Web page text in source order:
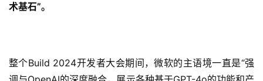
术基石”。
整个Build 2024开发者大会期间，微软的主语境一直是“强